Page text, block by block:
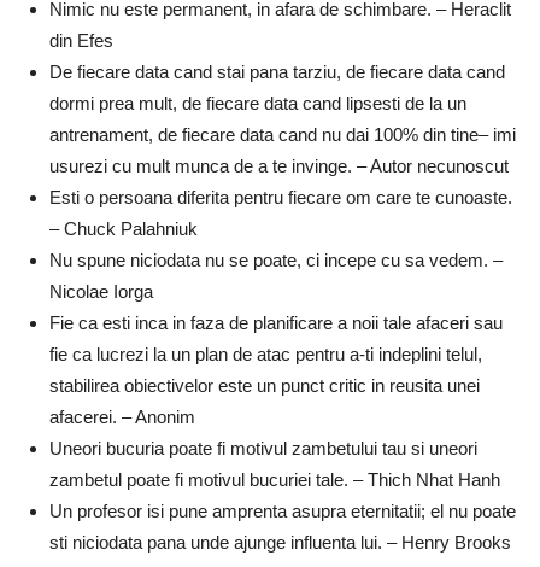
Nimic nu este permanent, in afara de schimbare. – Heraclit
din Efes
De fiecare data cand stai pana tarziu, de fiecare data cand
dormi prea mult, de fiecare data cand lipsesti de la un
antrenament, de fiecare data cand nu dai 100% din tine– imi
usurezi cu mult munca de a te invinge. – Autor necunoscut
Esti o persoana diferita pentru fiecare om care te cunoaste.
– Chuck Palahniuk
Nu spune niciodata nu se poate, ci incepe cu sa vedem. –
Nicolae Iorga
Fie ca esti inca in faza de planificare a noii tale afaceri sau
fie ca lucrezi la un plan de atac pentru a-ti indeplini telul,
stabilirea obiectivelor este un punct critic in reusita unei
afacerei. – Anonim
Uneori bucuria poate fi motivul zambetului tau si uneori
zambetul poate fi motivul bucuriei tale. – Thich Nhat Hanh
Un profesor isi pune amprenta asupra eternitatii; el nu poate
sti niciodata pana unde ajunge influenta lui. – Henry Brooks